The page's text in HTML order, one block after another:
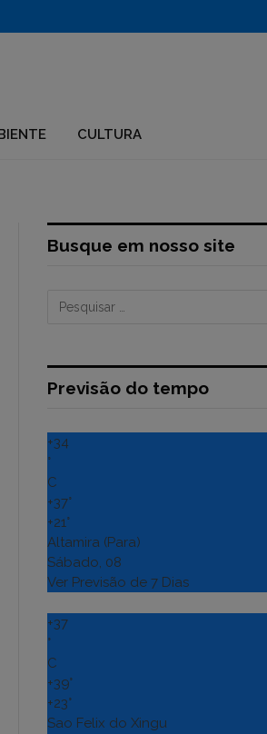
CULTURA
Busque em nosso site
Previsão do tempo
+34
°
C
+37°
+21°
Altamira (Para)
Sábado, 08
Ver Previsão de 7 Dias
+37
°
C
+39°
+23°
Sao Felix do Xingu